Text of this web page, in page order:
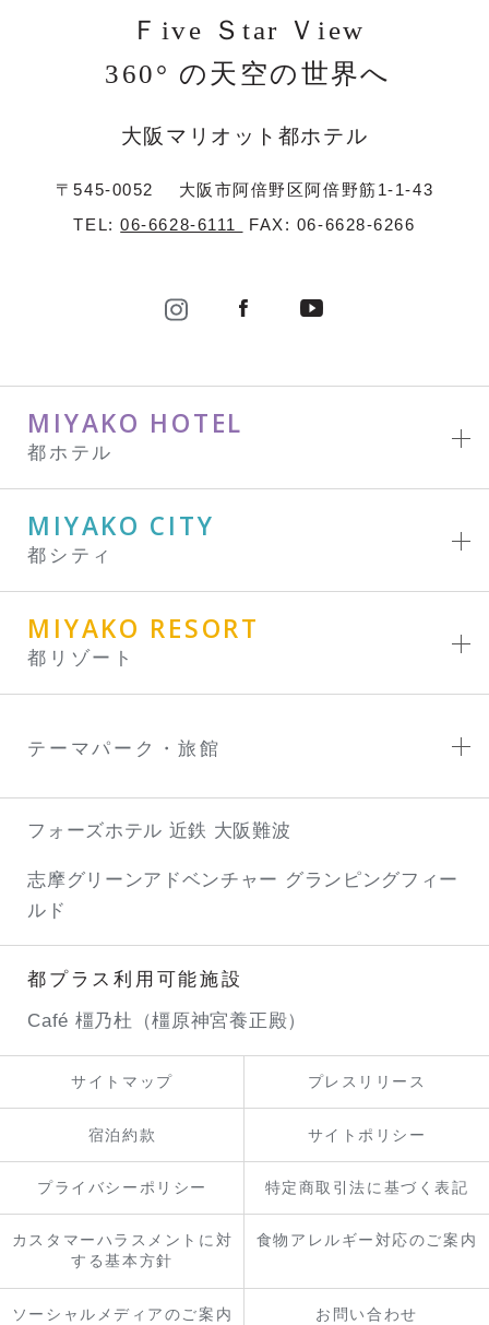
Ｆive Ｓtar Ｖiew
360° の天空の世界へ
大阪マリオット都ホテル
〒545-0052
大阪市阿倍野区阿倍野筋1-1-43
TEL:06-6628-6111 FAX: 06-6628-6266
MIYAKO HOTEL
都ホテル
MIYAKO CITY
都シティ
MIYAKO RESORT
都リゾート
テーマパーク・旅館
フォーズホテル 近鉄 大阪難波
志摩グリーンアドベンチャー グランピングフィー
ルド
都プラス利用可能施設
Café 橿乃杜（橿原神宮養正殿）
サイトマップ プレスリリース
宿泊約款 サイトポリシー
プライバシーポリシー 特定商取引法に基づく表記
カスタマーハラスメントに対
する基本方針
食物アレルギー対応のご案内
ソーシャルメディアのご案内 お問い合わせ